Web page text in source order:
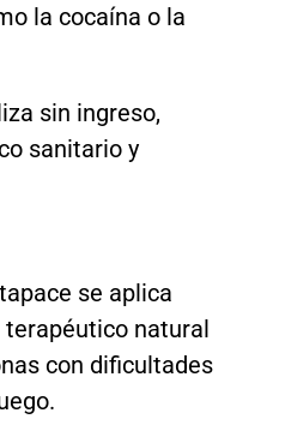
la cocaína o la
sin ingreso,
sanitario y
se aplica
natural
con dificultades